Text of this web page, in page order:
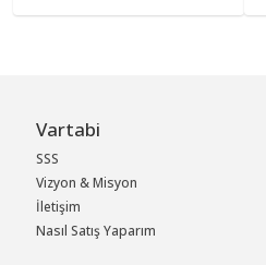
Vartabi
SSS
Vizyon & Misyon
İletişim
Nasıl Satış Yaparım